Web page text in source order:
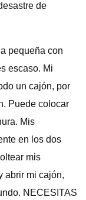
de
pequeña con
escaso. Mi
un cajón, por
Puede colocar
Mis
en los dos
mis
abrir mi cajón,
NECESITAS